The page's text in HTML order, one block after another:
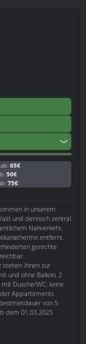
65€
50€
75€
in unserem
und dennoch zentral
Nahverkehr,
entfernt.
gerechte
Ihnen zur
und ohne Balkon, 2
Dusche/WC, keine
der Appartements
von 5
dem 01.03.2025